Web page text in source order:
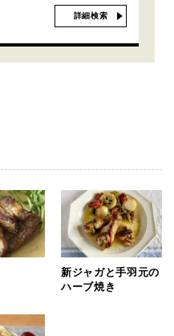
詳細検索
新ジャガと手羽元の
ハーブ焼き